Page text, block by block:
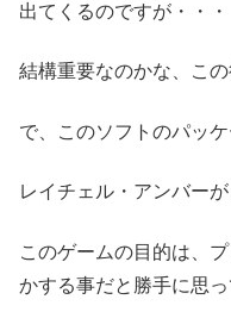
出てくるのですが・・・
結構重要なのかな、こ
で、このソフトのパッ
レイチェル・アンバーが
このゲームの目的は、
かする事だと勝手に思